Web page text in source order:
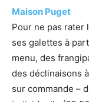
Maison Puget
Pour ne pas rater
ses galettes à
menu, des
des déclinaisons
sur commande –